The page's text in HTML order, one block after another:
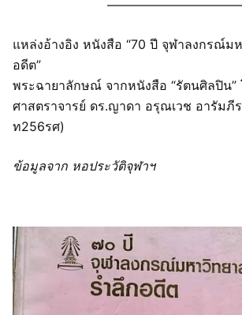
แหล่งอ้างอิง หนังสือ “70 ปี จุฬาลงกรณ์ม
อดีต”
พระฉายาลักษณ์ จากหนังสือ “รัตนศิลปิน”
ศาสตราจารย์ ดร.ญาดา อรุณเวช อารัมภี
ท256รศ)
ข้อมูลจาก หอประวัติจุฬาฯ